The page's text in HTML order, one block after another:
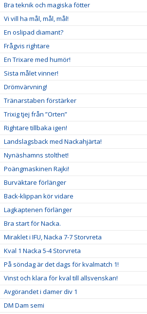
Bra teknik och magiska fötter
Vi vill ha mål, mål, mål!
En oslipad diamant?
Frågvis rightare
En Trixare med humör!
Sista målet vinner!
Drömvärvning!
Tränarstaben förstärker
Trixig tjej från ”Orten”
Rightare tillbaka igen!
Landslagsback med Nackahjärta!
Nynäshamns stolthet!
Poängmaskinen Rajki!
Burväktare förlänger
Back-klippan kör vidare
Lagkaptenen förlänger
Bra start för Nacka.
Miraklet i IFU, Nacka 7-7 Storvreta
Kval 1 Nacka 5-4 Storvreta
På söndag är det dags för kvalmatch 1!
Vinst och klara för kval till allsvenskan!
Avgörandet i damer div 1
DM Dam semi